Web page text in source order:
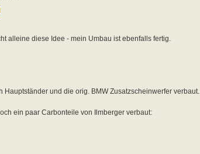
alleine diese Idee - mein Umbau ist ebenfalls fertig.
Hauptständer und die orig. BMW Zusatzscheinwerfer verbaut.
ein paar Carbonteile von Ilmberger verbaut: